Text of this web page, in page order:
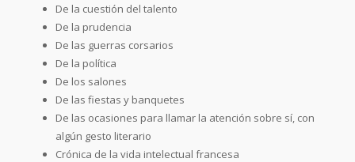
De la cuestión del talento
De la prudencia
De las guerras corsarios
De la política
De los salones
De las fiestas y banquetes
De las ocasiones para llamar la atención sobre sí, con
algún gesto literario
Crónica de la vida intelectual francesa